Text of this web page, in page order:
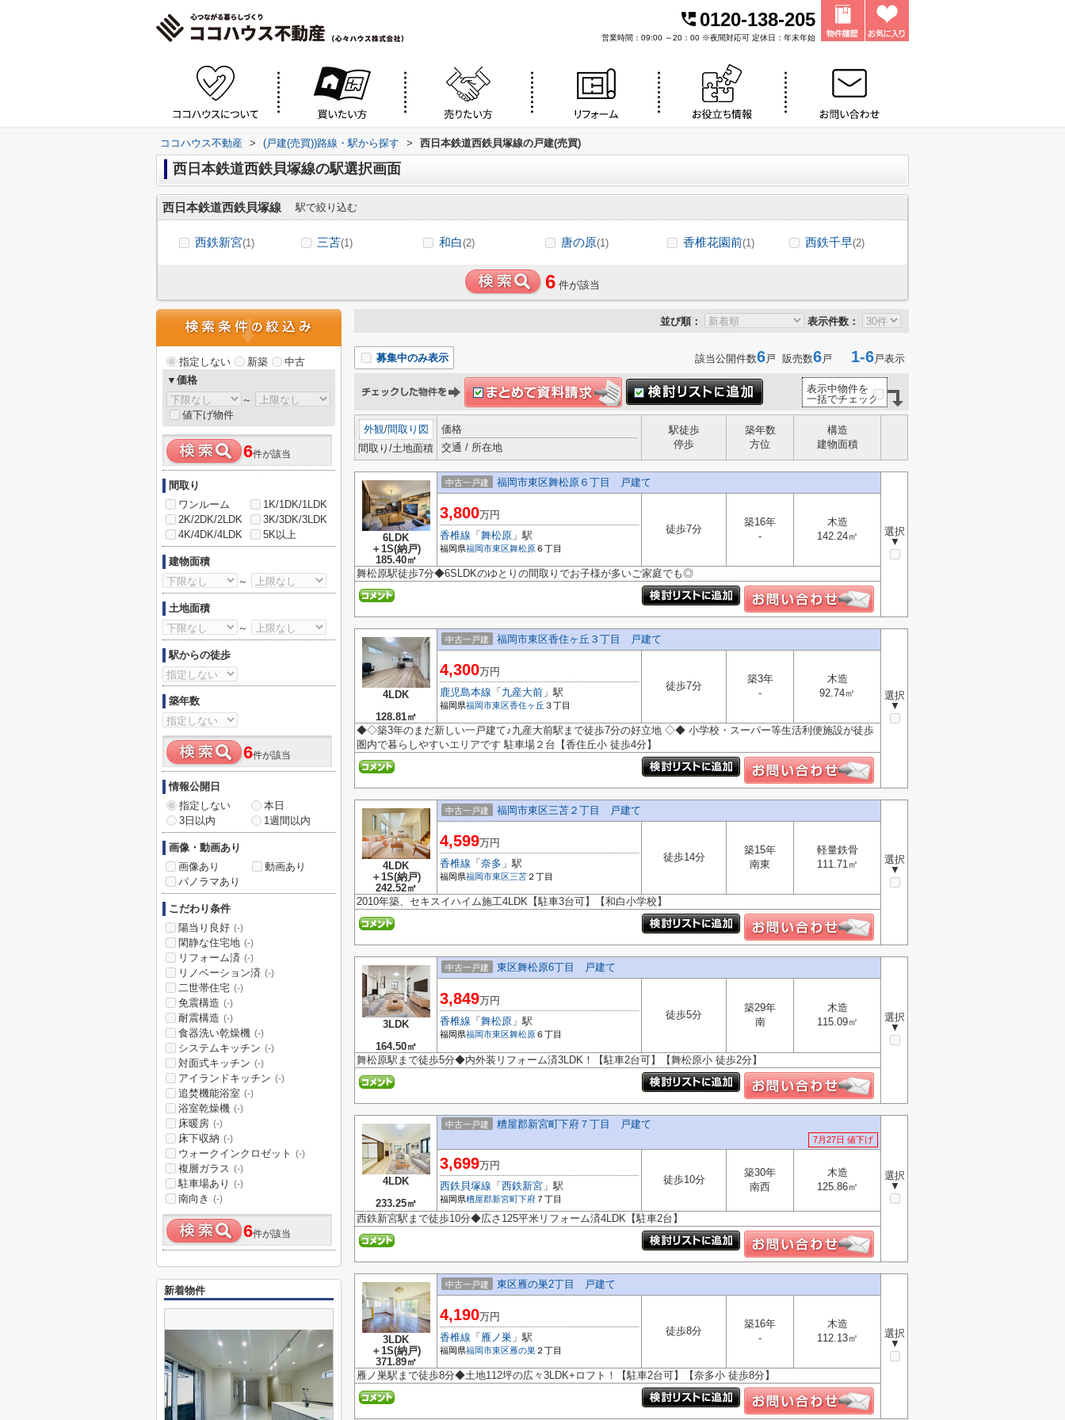
0120-138-205
営業時間：09:00 ～20：00 ※夜間対応可 定休日：年末年始
ココハウス不動産 > (戸建(売買))路線・駅から探す > 西日本鉄道西鉄貝塚線の戸建(売買)
西日本鉄道西鉄貝塚線の駅選択画面
西日本鉄道西鉄貝塚線 駅で絞り込む
西鉄新宮(1) 三苫(1) 和白(2) 唐の原(1) 香椎花園前(1) 西鉄千早(2)
6 件が該当
並び順： 表示件数：
募集中のみ表示 該当公開件数6戸 販売数6戸 1-6戸表示
表示中物件を
一括でチェック
外観/間取り図
間取り/土地面積
価格
交通 / 所在地
駅徒歩
停歩
築年数
方位
構造
建物面積
6LDK
＋1S(納戸)
185.40㎡
中古一戸建 福岡市東区舞松原６丁目 戸建て
選択
▼
3,800万円
香椎線 「 舞松原 」駅
福岡県福岡市東区舞松原 ６丁目
徒歩7分
築16年
-
木造
142.24㎡
舞松原駅徒歩7分◆6SLDKのゆとりの間取りでお子様が多いご家庭でも◎
4LDK
128.81㎡
中古一戸建 福岡市東区香住ヶ丘３丁目 戸建て
選択
▼
4,300万円
鹿児島本線 「 九産大前 」駅
福岡県福岡市東区香住ヶ丘 ３丁目
徒歩7分
築3年
-
木造
92.74㎡
◆◇築3年のまだ新しい一戸建て♪九産大前駅まで徒歩7分の好立地 ◇◆ 小学校・スーパー等生活利便施設が徒歩
圏内で暮らしやすいエリアです 駐車場２台【香住丘小 徒歩4分】
4LDK
＋1S(納戸)
242.52㎡
中古一戸建 福岡市東区三苫２丁目 戸建て
選択
▼
4,599万円
香椎線 「 奈多 」駅
福岡県福岡市東区 三苫 ２丁目
徒歩14分
築15年
南東
軽量鉄骨
111.71㎡
2010年築、セキスイハイム施工4LDK【駐車3台可】【和白小学校】
3LDK
164.50㎡
中古一戸建 東区舞松原6丁目 戸建て
選択
▼
3,849万円
香椎線 「 舞松原 」駅
福岡県福岡市東区舞松原 ６丁目
徒歩5分
築29年
南
木造
115.09㎡
舞松原駅まで徒歩5分◆内外装リフォーム済3LDK！【駐車2台可】【舞松原小 徒歩2分】
4LDK
233.25㎡
中古一戸建 糟屋郡新宮町下府７丁目 戸建て
7月27日 値下げ
選択
▼
3,699万円
西鉄貝塚線 「 西鉄新宮 」駅
福岡県糟屋郡新宮町下府 ７丁目
徒歩10分
築30年
南西
木造
125.86㎡
西鉄新宮駅まで徒歩10分◆広さ125平米リフォーム済4LDK【駐車2台】
3LDK
＋1S(納戸)
371.89㎡
中古一戸建 東区雁の巣2丁目 戸建て
選択
▼
4,190万円
香椎線 「 雁ノ巣 」駅
福岡県福岡市東区 雁の巣 ２丁目
徒歩8分
築16年
-
木造
112.13㎡
雁ノ巣駅まで徒歩8分◆土地112坪の広々3LDK+ロフト！【駐車2台可】【奈多小 徒歩8分】
指定しない 新築
中古
▼価格
～
値下げ物件
6件が該当
間取り
ワンルーム
1K/1DK/1LDK
2K/2DK/2LDK
3K/3DK/3LDK
4K/4DK/4LDK
5K以上
建物面積
～
土地面積
～
駅からの徒歩
築年数
6件が該当
情報公開日
指定しない
本日
3日以内
1週間以内
画像・動画あり
画像あり
動画あり
パノラマあり
こだわり条件
陽当り良好 (-)
閑静な住宅地 (-)
リフォーム済 (-)
リノベーション済 (-)
二世帯住宅 (-)
免震構造 (-)
耐震構造 (-)
食器洗い乾燥機 (-)
システムキッチン (-)
対面式キッチン (-)
アイランドキッチン (-)
追焚機能浴室 (-)
浴室乾燥機 (-)
床暖房 (-)
床下収納 (-)
ウォークインクロゼット (-)
複層ガラス (-)
駐車場あり (-)
南向き (-)
6件が該当
新着物件